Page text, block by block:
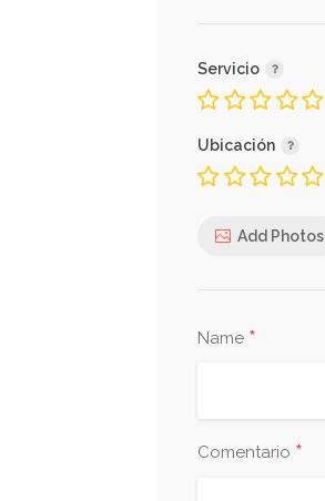
Servicio
Ubicación
Add Photos
Name *
Comentario *